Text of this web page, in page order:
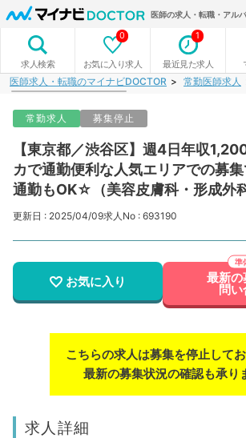
医師の求人・転職・アル
求人検索 お気に入り求人
0
最近見た求人
1
医師求人・転職のマイナビDOCTOR 常勤医師求人
常勤求人 募集停止
【東京都／渋谷区】週4日年収
カで通勤便利な人気エリアでの募
通勤もOK☆（美容皮膚科・形成外
更新日 : 2025/04/09求人No : 693190
お気に入り 最新の
問い
こちらの求人は募集を停止してお
最新の募集状況の確認も承り
求人詳細